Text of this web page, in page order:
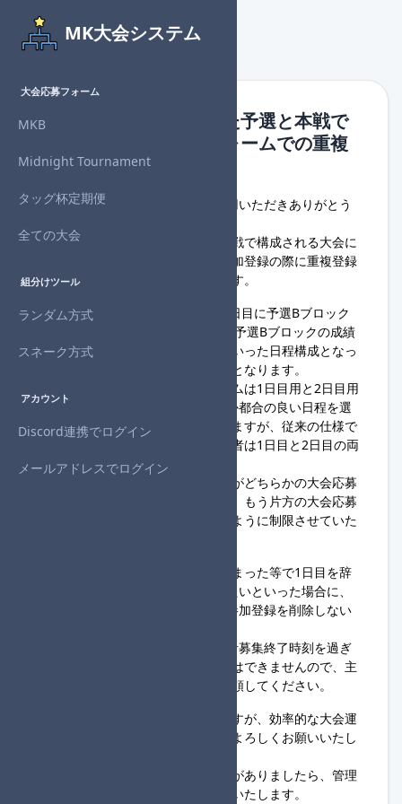
MK大会システム
大会応募フォーム
MKB
Midnight Tournament
タッグ杯定期便
全ての大会
組分けツール
ランダム方式
スネーク方式
アカウント
Discord連携でログイン
メールアドレスでログイン
複数の日程に分割された予選と本戦で
構成される大会応募フォームでの重複
登録制限について
日頃よりMK大会システムをご利用いただきありがとう
複数の日程に分割された予選と本戦で構成される大会に
ついて、大会応募フォームでの参加登録の際に重複登録
制限を行うように仕様を変更します。
1日目に予選Aブロックを実施、2日目に予選Bブロック
を実施、3日目に予選Aブロックと予選Bブロックの成績
上位者による本戦を実施する、といった日程構成となっ
ている大会が重複登録制限の対象となります。
この構成の場合、大会応募フォームは1日目用と2日目用
の2つ用意され、参加者はどちらか都合の良い日程を選
び予選の参加登録を行う形になりますが、従来の仕様で
は重複登録制限がないため、参加者は1日目と2日目の両
方に参加登録できてしまいます。
この問題への対策として、参加者がどちらかの大会応募
フォームに参加登録済みの場合は、もう片方の大会応募
フォームには参加登録が行えないように制限させていた
この仕様により、急用が入ってしまった等で1日目を辞
退して2日目に改めて参加登録したいといった場合に、
先に1日目の大会応募フォームで参加登録を削除しない
1日目の辞退のタイミングが参加者募集終了時刻を過ぎ
ている場合、ご自身での登録削除はできませんので、主
催者に事情を説明し登録削除を依頼してください。
利用者様にはお手数をおかけしますが、効率的な大会運
営のためにご理解・ご協力のほどよろしくお願いいたし
上記対応について何かご不明な点がありましたら、管理
者のささはらまでご連絡をお願いいたします。